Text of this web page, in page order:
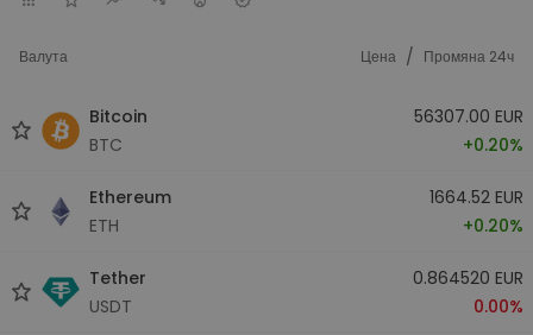
Валута Цена / Промяна 24ч
Bitcoin
BTC
56307.00 EUR
+0.20%
Ethereum
ETH
1664.52 EUR
+0.20%
Tether
USDT
0.864520 EUR
0.00%